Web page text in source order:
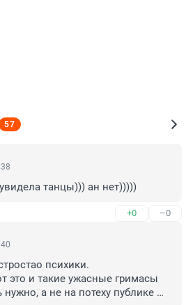
57
танцы))) ан нет)))))
+0 –0
психики.
это и такие ужасные гримасы
нужно, а не на потеху публике